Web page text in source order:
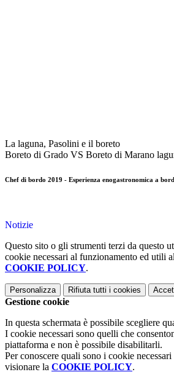
La laguna, Pasolini e il boreto
Boreto di Grado VS Boreto di Marano
Chef di bordo 2019 - Esperienza enogastronomica a
Notizie
Questo sito o gli strumenti terzi da questo
cookie necessari al funzionamento ed utili
COOKIE POLICY.
Personalizza Rifiuta tutti i cookies
Gestione cookie
In questa schermata è possibile scegliere
I cookie necessari sono quelli che
piattaforma e non è possibile disabilitarli.
Per conoscere quali sono i cookie
visionare la COOKIE POLICY.